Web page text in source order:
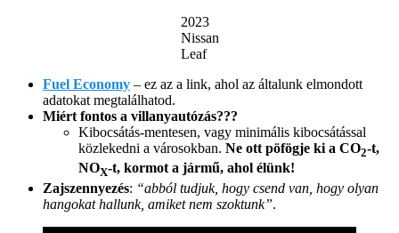
2023
Nissan
Leaf
Fuel Economy – ez az a link, ahol az általunk elmondott
adatokat megtalálhatod.
Miért fontos a villanyautózás???
Kibocsátás-mentesen, vagy minimális kibocsátással
közlekedni a városokban. Ne ott pöfögje ki a CO2-t,
NOX-t, kormot a jármű, ahol élünk!
Zajszennyezés: “abból tudjuk, hogy csend van, hogy olyan
hangokat hallunk, amiket nem szoktunk”.